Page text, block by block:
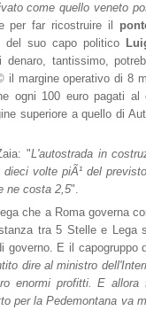
come quello veneto
per far ricostruire il
del suo capo politico
tantissimo,
margine operativo di 8
ogni 100 euro pagati al
superiore a quello di
"L'autostrada in
volte piÃ¹ del
ne costa 2,5".
che a Roma governa
tra 5 Stelle e Lega
E il capogruppo
dire al ministro
enormi profitti. E allora
per la Pedemontana va